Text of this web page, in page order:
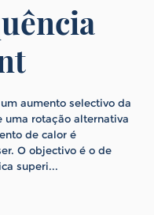
aumento selectivo da
uma rotação alternativa
de calor é
O objectivo é o de
superi...